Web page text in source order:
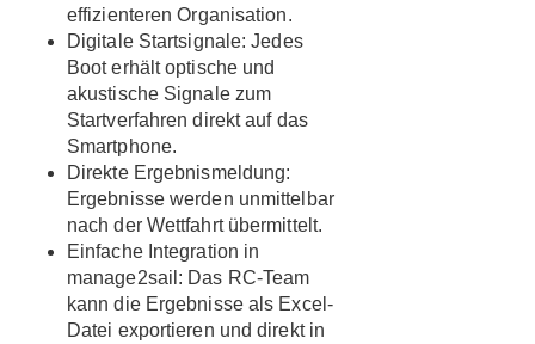
effizienteren Organisation.
Digitale Startsignale: Jedes
Boot erhält optische und
akustische Signale zum
Startverfahren direkt auf das
Smartphone.
Direkte Ergebnismeldung:
Ergebnisse werden unmittelbar
nach der Wettfahrt übermittelt.
Einfache Integration in
manage2sail : Das RC-Team
kann die Ergebnisse als Excel-
Datei exportieren und direkt in